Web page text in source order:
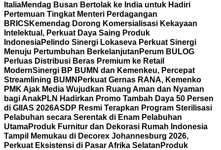
ItaliaMendag Busan Bertolak ke India untuk Hadiri
Pertemuan Tingkat Menteri Perdagangan
BRICS Kemendag Dorong Komersialisasi Kekayaan
Intelektual, Perkuat Daya Saing Produk
IndonesiaPelindo Sinergi Lokaseva Perkuat Sinergi
Menuju Pertumbuhan Berkelanjutan Perum BULOG
Perluas Distribusi Beras Premium ke Retail
ModernSinergi BP BUMN dan Kemenkeu, Percepat
Streamlining BUMN Perkuat Gernas RANA, Kemenko
PMK Ajak Media Wujudkan Ruang Aman dan Nyaman
bagi AnakPLN Hadirkan Promo Tambah Daya 50 Persen
di GIIAS 2026ASDP Resmi Terapkan Program Sterilisasi
Pelabuhan secara Serentak di Enam Pelabuhan
UtamaProduk Furnitur dan Dekorasi Rumah Indonesia
Tampil Memukau di Decorex Johannesburg 2026,
Perkuat Eksistensi di Pasar Afrika Selatan Produk